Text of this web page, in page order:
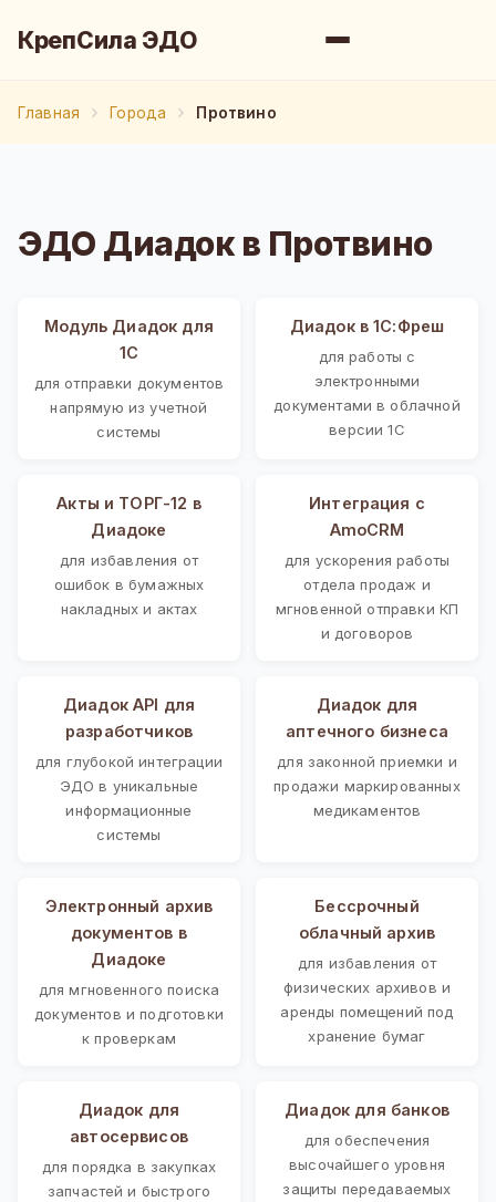
КрепСила ЭДО
Главная Города Протвино
ЭДО Диадок в Протвино
Модуль Диадок для
1С
для отправки документов
напрямую из учетной
системы
Диадок в 1С:Фреш
для работы с
электронными
документами в облачной
версии 1С
Акты и ТОРГ-12 в
Диадоке
для избавления от
ошибок в бумажных
накладных и актах
Интеграция с
AmoCRM
для ускорения работы
отдела продаж и
мгновенной отправки КП
и договоров
Диадок API для
разработчиков
для глубокой интеграции
ЭДО в уникальные
информационные
системы
Диадок для
аптечного бизнеса
для законной приемки и
продажи маркированных
медикаментов
Электронный архив
документов в
Диадоке
для мгновенного поиска
документов и подготовки
к проверкам
Бессрочный
облачный архив
для избавления от
физических архивов и
аренды помещений под
хранение бумаг
Диадок для
автосервисов
для порядка в закупках
запчастей и быстрого
Диадок для банков
для обеспечения
высочайшего уровня
защиты передаваемых